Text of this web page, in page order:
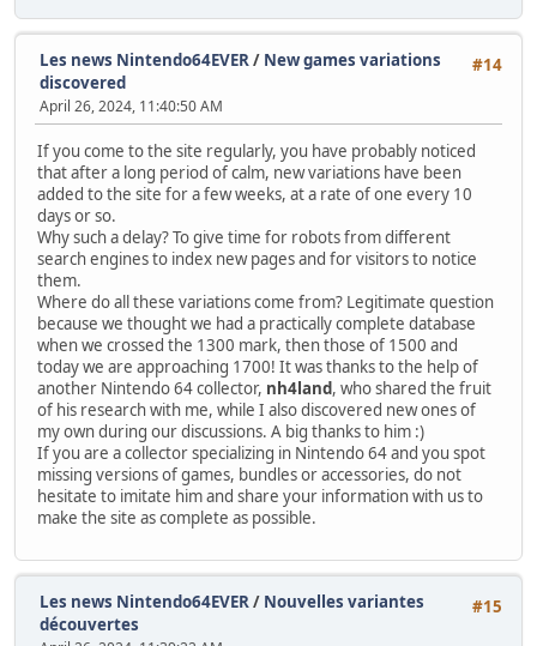
#14
Les news Nintendo64EVER/ New games variations
discovered
April 26, 2024, 11:40:50 AM
If you come to the site regularly, you have probably noticed
that after a long period of calm, new variations have been
added to the site for a few weeks, at a rate of one every 10
days or so.
Why such a delay? To give time for robots from different
search engines to index new pages and for visitors to notice
them.
Where do all these variations come from? Legitimate question
because we thought we had a practically complete database
when we crossed the 1300 mark, then those of 1500 and
today we are approaching 1700! It was thanks to the help of
another Nintendo 64 collector, nh4land, who shared the fruit
of his research with me, while I also discovered new ones of
my own during our discussions. A big thanks to him :)
If you are a collector specializing in Nintendo 64 and you spot
missing versions of games, bundles or accessories, do not
hesitate to imitate him and share your information with us to
make the site as complete as possible.
#15
Les news Nintendo64EVER/ Nouvelles variantes
découvertes